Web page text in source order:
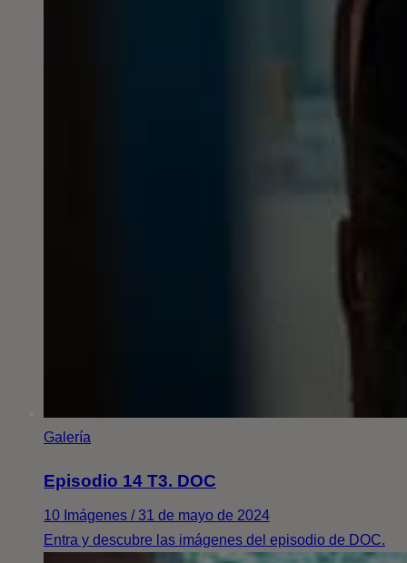
Galería
Episodio 14 T3. DOC
10 Imágenes / 31 de mayo de 2024
Entra y descubre las imágenes del episodio de DOC.